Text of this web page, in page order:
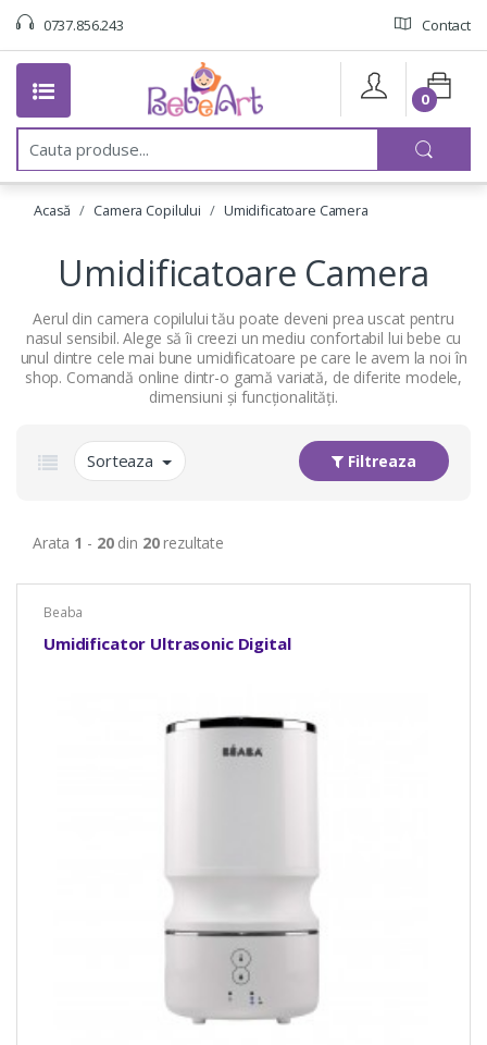
0737.856.243 Contact
C
u
0
Acasă Camera Copilului Umidificatoare Camera
Umidificatoare Camera
Aerul din camera copilului tău poate deveni prea uscat pentru
nasul sensibil. Alege să îi creezi un mediu confortabil lui bebe cu
unul dintre cele mai bune umidificatoare pe care le avem la noi în
shop. Comandă online dintr-o gamă variată, de diferite modele,
dimensiuni și funcționalități.
Sorteaza Filtreaza
Arata 1 - 20din 20rezultate
Beaba
Umidificator Ultrasonic Digital